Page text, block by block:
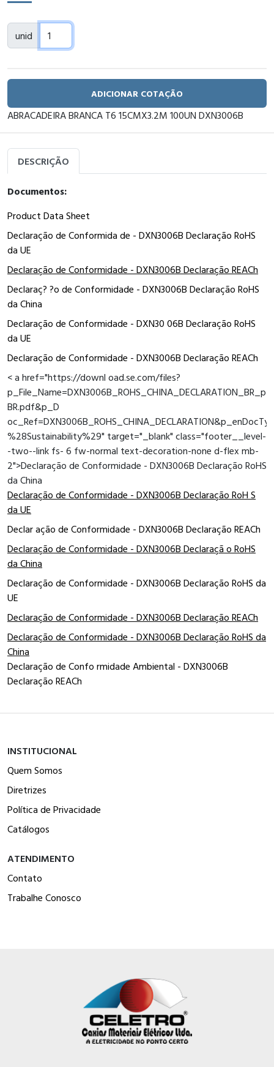
unid
ADICIONAR COTAÇÃO
ABRACADEIRA BRANCA T6 15CMX3.2M 100UN DXN3006B
DESCRIÇÃO
Documentos:
Product Data Sheet
Declaração de Conformida de - DXN3006B Declaração RoHS
da UE
Declaração de Conformidade - DXN3006B Declaração REACh
Declaraç? ?o de Conformidade - DXN3006B Declaração RoHS
da China
Declaração de Conformidade - DXN30 06B Declaração RoHS
da UE
Declaração de Conformidade - DXN3006B Declaração REACh
< a href="https://downl oad.se.com/files?
p_File_Name=DXN3006B_ROHS_CHINA_DECLARATION_BR_pt-
BR.pdf&p_D
%28Sustainability%29" target="_blank" class="footer__level-
-two--link fs- 6 fw-normal text-decoration-none d-flex mb-
2">Declaração de Conformidade - DXN3006B Declaração RoHS
da China
Declaração de Conformidade - DXN3006B Declaração RoH S
da UE
Declar ação de Conformidade - DXN3006B Declaração REACh
Declaração de Conformidade - DXN3006B Declaraçã o RoHS
da China
Declaração de Conformidade - DXN3006B Declaração RoHS da
UE
Declaração de Conformidade - DXN3006B Declaração REACh
Declaração de Conformidade - DXN3006B Declaração RoHS da
China
Declaração de Confo rmidade Ambiental - DXN3006B
Declaração REACh
INSTITUCIONAL
Quem Somos
Diretrizes
Política de Privacidade
Catálogos
ATENDIMENTO
Contato
Trabalhe Conosco